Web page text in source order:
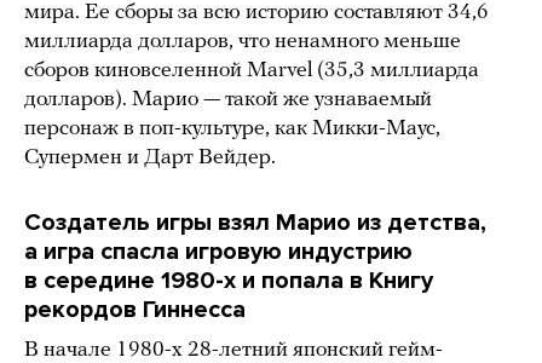
мира. Ее сборы за всю историю составляют 34,6
миллиарда долларов, что ненамного меньше
сборов киновселенной Marvel (35,3 миллиарда
долларов). Марио — такой же узнаваемый
персонаж в поп-культуре, как Микки-Маус,
Супермен и Дарт Вейдер.
Создатель игры взял Марио из детства,
а игра спасла игровую индустрию
в середине 1980-х и попала в Книгу
рекордов Гиннесса
В начале 1980-х 28-летний японский гейм-